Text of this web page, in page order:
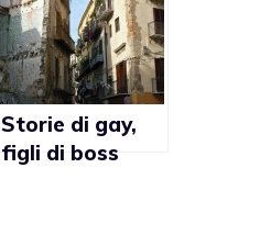
Storie di gay,
figli di boss